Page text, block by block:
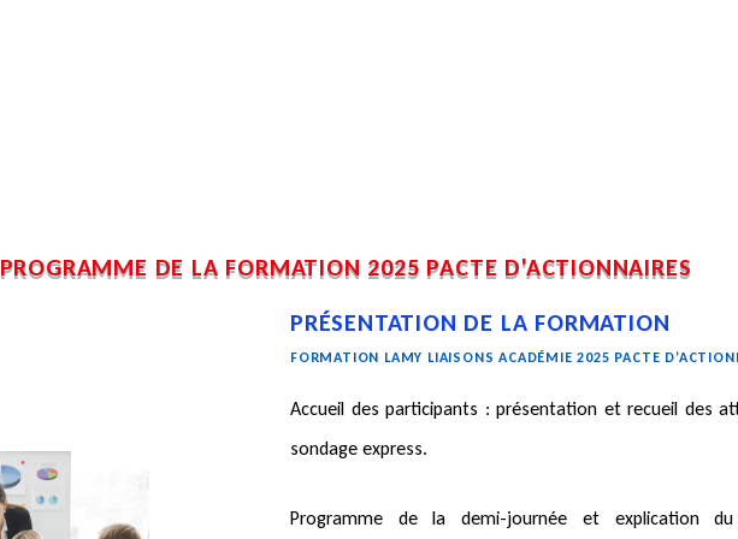
PROGRAMME DE LA FORMATION 2025 PACTE D'ACTIONNAIRES
PRÉSENTATION DE LA FORMATION
FORMATION LAMY LIAISONS ACADÉMIE 2025 PACTE
Accueil des participants : présentation et recueil des
sondage express.
Programme de la demi-journée et explication